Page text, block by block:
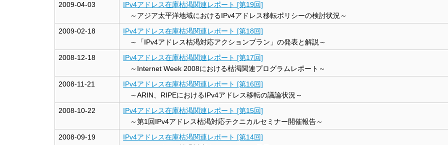
2009-04-03
IPv4アドレス在庫枯渇関連レポート [第19回]
～アジア太平洋地域におけるIPv4アドレス移転ポリシーの検討状況～
2009-02-18
IPv4アドレス在庫枯渇関連レポート [第18回]
～「IPv4アドレス枯渇対応アクションプラン」の発表と解説～
2008-12-18
IPv4アドレス在庫枯渇関連レポート [第17回]
～Internet Week 2008における枯渇関連プログラムレポート～
2008-11-21
IPv4アドレス在庫枯渇関連レポート [第16回]
～ARIN、RIPEにおけるIPv4アドレス移転の議論状況～
2008-10-22
IPv4アドレス在庫枯渇関連レポート [第15回]
～第1回IPv4アドレス枯渇対応テクニカルセミナー開催報告～
2008-09-19
IPv4アドレス在庫枯渇関連レポート [第14回]